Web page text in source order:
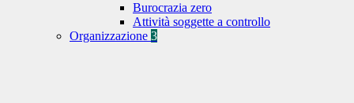
Burocrazia zero
Attività soggette a controllo
Organizzazione 3